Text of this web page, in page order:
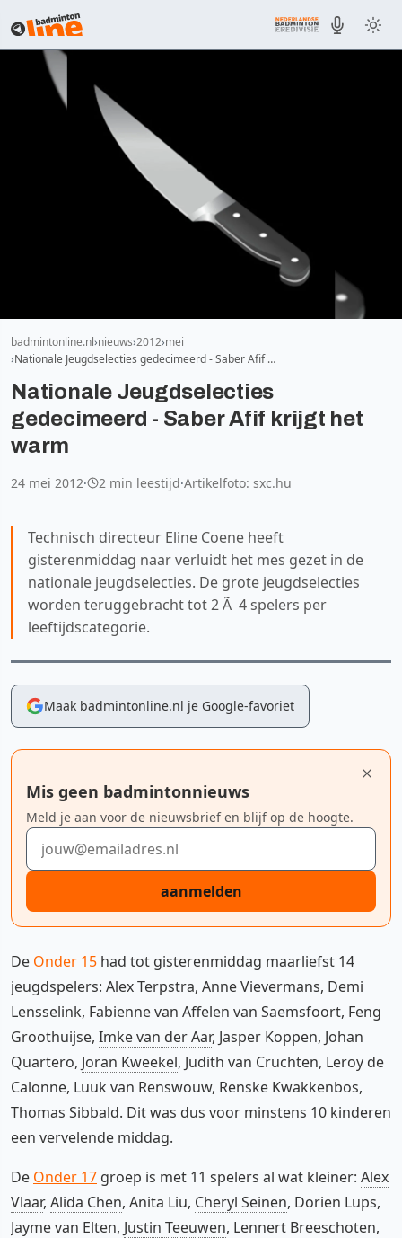
badmintonline.nl nieuws 2012 mei
Nationale Jeugdselecties gedecimeerd - Saber Afif …
Nationale Jeugdselecties
gedecimeerd - Saber Afif krijgt het
warm
24 mei 2012· 2 min leestijd·Artikelfoto: sxc.hu
Technisch directeur Eline Coene heeft
gisterenmiddag naar verluidt het mes gezet in de
nationale jeugdselecties. De grote jeugdselecties
worden teruggebracht tot 2 Ã 4 spelers per
leeftijdscategorie.
Maak badmintonline.nl je Google-favoriet
Mis geen badmintonnieuws
Meld je aan voor de nieuwsbrief en blijf op de hoogte.
E-mailadres
aanmelden
De Onder 15 had tot gisterenmiddag maarliefst 14
jeugdspelers: Alex Terpstra, Anne Vievermans, Demi
Lensselink, Fabienne van Affelen van Saemsfoort, Feng
Groothuijse, Imke van der Aar, Jasper Koppen, Johan
Quartero, Joran Kweekel, Judith van Cruchten, Leroy de
Calonne, Luuk van Renswouw, Renske Kwakkenbos,
Thomas Sibbald. Dit was dus voor minstens 10 kinderen
een vervelende middag.
De Onder 17 groep is met 11 spelers al wat kleiner: Alex
Vlaar, Alida Chen, Anita Liu, Cheryl Seinen, Dorien Lups,
Jayme van Elten, Justin Teeuwen, Lennert Breeschoten,